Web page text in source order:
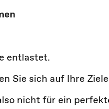
entlastet.
Sie sich auf Ihre
nicht für ein